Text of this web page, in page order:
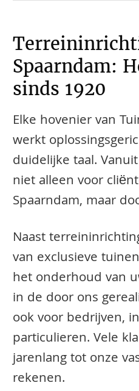
Spaarndam:
sinds 1920
Elke hovenier van
werkt
duidelijke taal.
niet alleen voor
Spaarndam, maar
Naast
van exclusieve
het onderhoud van
in de door ons
ook voor bedrijven,
particulieren. Vele
jarenlang tot onze
rekenen.